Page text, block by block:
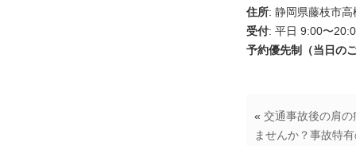
住所: 静岡県藤枝市
受付: 平日 9:00〜
予約優先制（当日の
« 交通事故後の肩
ませんか？事故特